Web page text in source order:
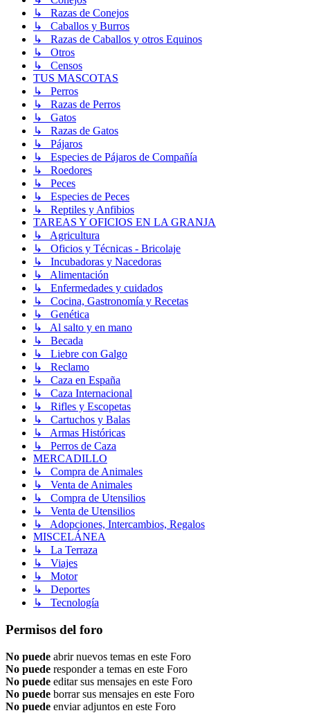
↳ Razas de Conejos
↳ Caballos y Burros
↳ Razas de Caballos y otros Equinos
↳ Otros
↳ Censos
TUS MASCOTAS
↳ Perros
↳ Razas de Perros
↳ Gatos
↳ Razas de Gatos
↳ Pájaros
↳ Especies de Pájaros de Compañía
↳ Roedores
↳ Peces
↳ Especies de Peces
↳ Reptiles y Anfibios
TAREAS Y OFICIOS EN LA GRANJA
↳ Agricultura
↳ Oficios y Técnicas - Bricolaje
↳ Incubadoras y Nacedoras
↳ Alimentación
↳ Enfermedades y cuidados
↳ Cocina, Gastronomía y Recetas
↳ Genética
↳ Al salto y en mano
↳ Becada
↳ Liebre con Galgo
↳ Reclamo
↳ Caza en España
↳ Caza Internacional
↳ Rifles y Escopetas
↳ Cartuchos y Balas
↳ Armas Históricas
↳ Perros de Caza
MERCADILLO
↳ Compra de Animales
↳ Venta de Animales
↳ Compra de Utensilios
↳ Venta de Utensilios
↳ Adopciones, Intercambios, Regalos
MISCELÁNEA
↳ La Terraza
↳ Viajes
↳ Motor
↳ Deportes
↳ Tecnología
Permisos del foro
No puede abrir nuevos temas en este Foro
No puede responder a temas en este Foro
No puede editar sus mensajes en este Foro
No puede borrar sus mensajes en este Foro
No puede enviar adjuntos en este Foro